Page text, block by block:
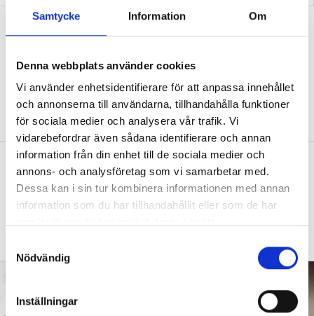
Samtycke Information Om
Denna webbplats använder cookies
Vi använder enhetsidentifierare för att anpassa innehållet
och annonserna till användarna, tillhandahålla funktioner
för sociala medier och analysera vår trafik. Vi
vidarebefordrar även sådana identifierare och annan
information från din enhet till de sociala medier och
annons- och analysföretag som vi samarbetar med.
Dessa kan i sin tur kombinera informationen med annan
information som du har tillhandahållit eller som de har
a
Nödvändig
Inställningar
”Vad ska vår tid räcka till på
DEBATT”Ska jag som förskollärare duka,
damma, snygga upp i hallen, svara i telefon
eller ska jag vara närvarande tillsammans
med barnen?”
”Vad säger det om skolan när allt fler
barn behöver anpassas?”
DEBATT ”Frågan är hur skolan kan ge plats åt